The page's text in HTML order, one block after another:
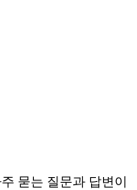
묻는 질문과 답변이